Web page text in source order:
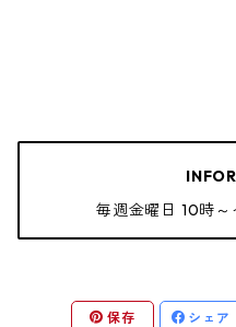
毎週金曜日 10時
保存 シェア